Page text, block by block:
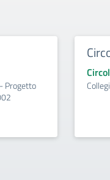
Progetto